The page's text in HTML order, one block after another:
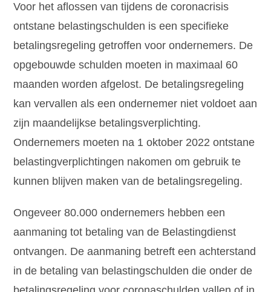
Voor het aflossen van tijdens de coronacrisis
ontstane belastingschulden is een specifieke
betalingsregeling getroffen voor ondernemers. De
opgebouwde schulden moeten in maximaal 60
maanden worden afgelost. De betalingsregeling
kan vervallen als een ondernemer niet voldoet aan
zijn maandelijkse betalingsverplichting.
Ondernemers moeten na 1 oktober 2022 ontstane
belastingverplichtingen nakomen om gebruik te
kunnen blijven maken van de betalingsregeling.
Ongeveer 80.000 ondernemers hebben een
aanmaning tot betaling van de Belastingdienst
ontvangen. De aanmaning betreft een achterstand
in de betaling van belastingschulden die onder de